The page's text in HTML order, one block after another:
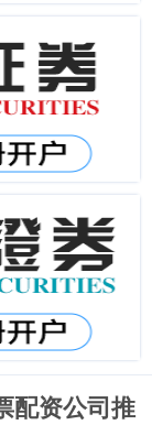
配资公司推